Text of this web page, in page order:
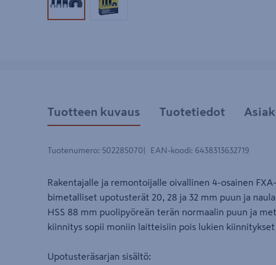
Tuotekuva 1Tuotekuva 2
Tuotteen kuvaus Tuotetiedot
Tuotenumero: 502285070 EAN-koodi: 6438313632719
Rakentajalle ja remontoijalle oivallinen 4-osainen
bimetalliset upotusterät 20, 28 ja 32 mm puun ja
HSS 88 mm puolipyöreän terän normaalin puun ja
kiinnitys sopii moniin laitteisiin pois lukien kiinnitykset
Upotusteräsarjan sisältö: